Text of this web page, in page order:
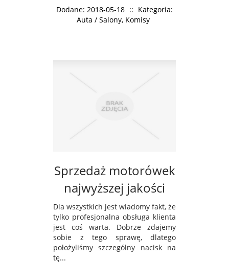
Dodane: 2018-05-18 :: Kategoria:
Auta / Salony, Komisy
Sprzedaż motorówek
najwyższej jakości
Dla wszystkich jest wiadomy fakt, że
tylko profesjonalna obsługa klienta
jest coś warta. Dobrze zdajemy
sobie z tego sprawę, dlatego
położyliśmy szczególny nacisk na
tę...